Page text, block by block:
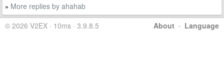
» More replies by ahahab
About · Language
© 2026 V2EX · 10ms · 3.9.8.5